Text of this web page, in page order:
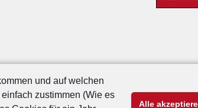
und auf welchen
zustimmen (Wie es
Alle